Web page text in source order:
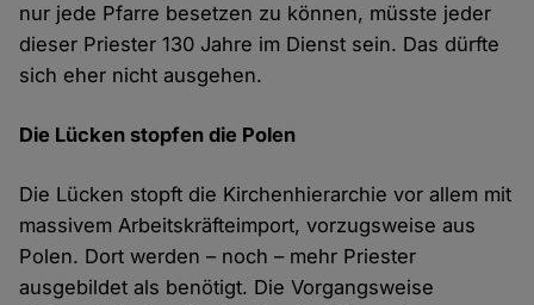
nur jede Pfarre besetzen zu können, müsste jeder
dieser Priester 130 Jahre im Dienst sein. Das dürfte
sich eher nicht ausgehen.
Die Lücken stopfen die Polen
Die Lücken stopft die Kirchenhierarchie vor allem mit
massivem Arbeitskräfteimport, vorzugsweise aus
Polen. Dort werden – noch – mehr Priester
ausgebildet als benötigt. Die Vorgangsweise